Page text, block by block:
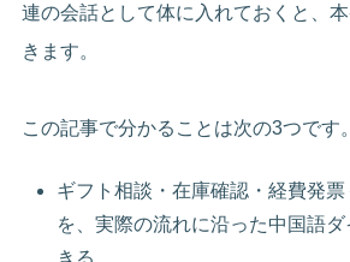
連の会話として体に入れておくと、
きます。
この記事で分かることは次の3つです。
ギフト相談・在庫確認・経費発
を、実際の流れに沿った中国語